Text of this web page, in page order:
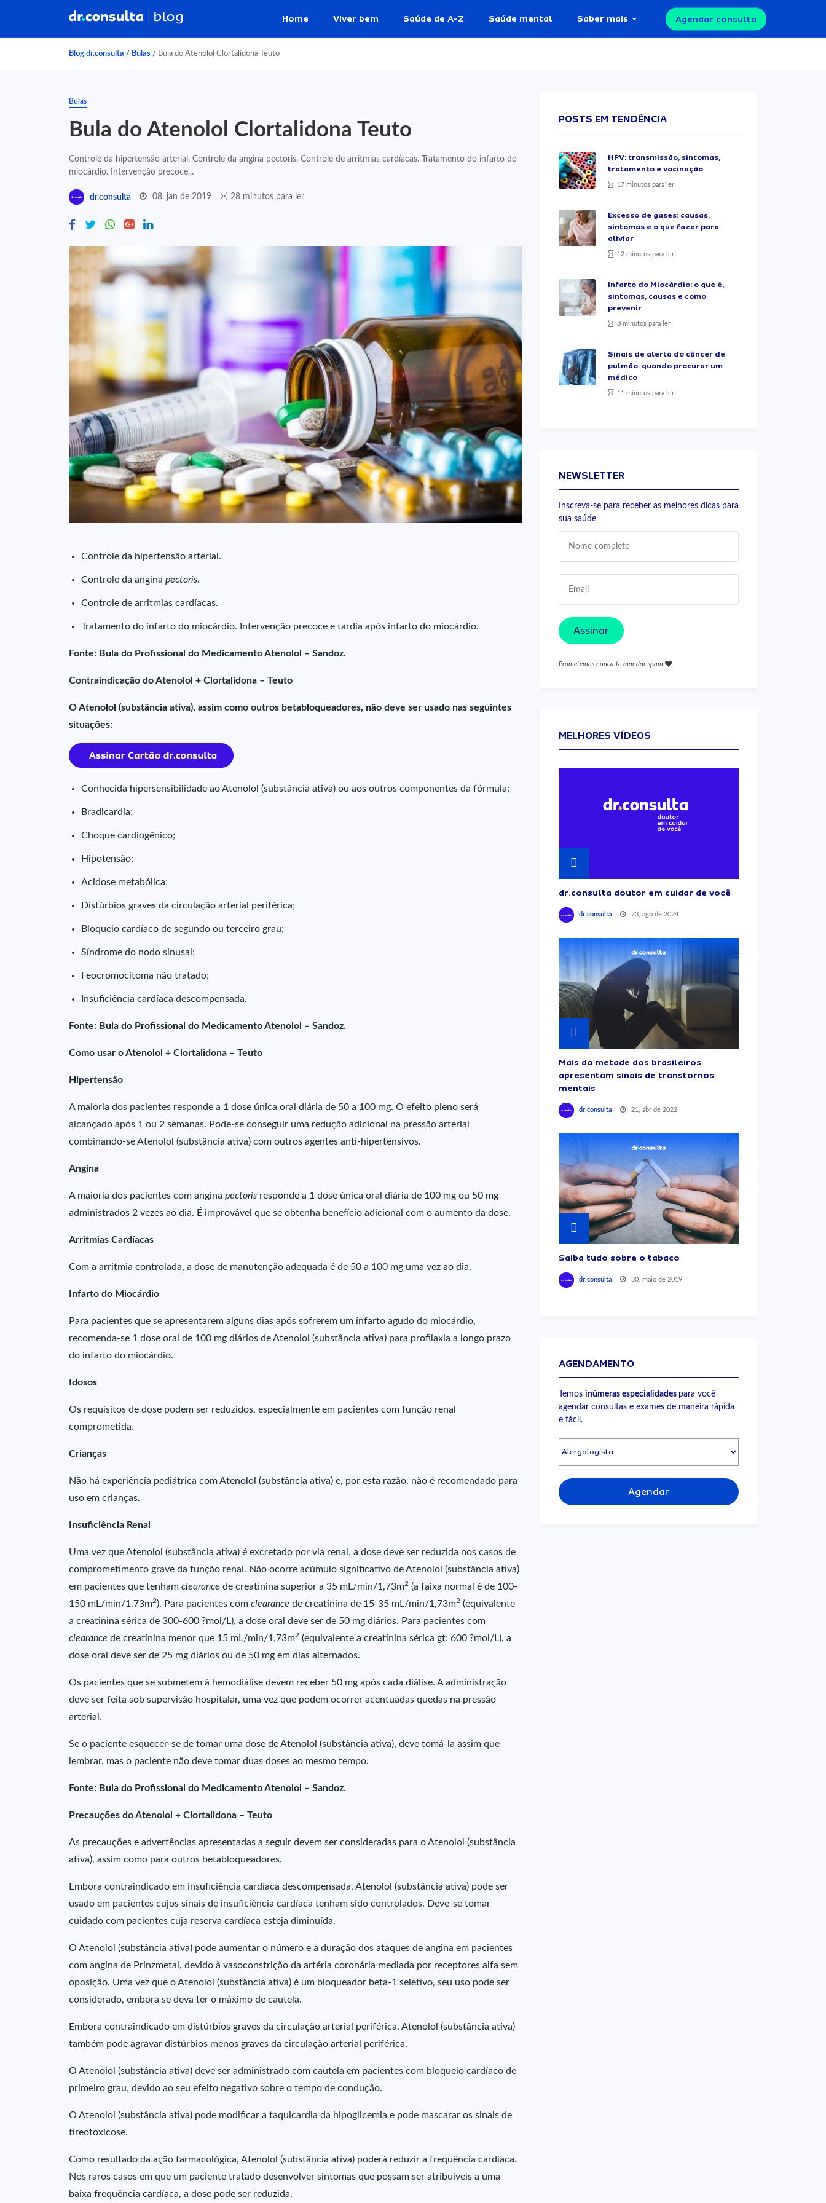
Home Viver bem Saúde de A-Z Saúde mental Saber mais Agendar consulta
Blog dr.consulta / Bulas / Bula do Atenolol Clortalidona Teuto
Bulas
Bula do Atenolol Clortalidona Teuto
Controle da hipertensão arterial. Controle da angina pectoris. Controle de arritmias cardíacas. Tratamento do infarto do
miocárdio. Intervenção precoce...
dr.consulta 08, jan de 2019 28 minutos para ler
Controle da hipertensão arterial.
Controle da angina pectoris.
Controle de arritmias cardíacas.
Tratamento do infarto do miocárdio. Intervenção precoce e tardia após infarto do miocárdio.
Fonte: Bula do Profissional do Medicamento Atenolol – Sandoz.
Contraindicação do Atenolol + Clortalidona – Teuto
O Atenolol (substância ativa), assim como outros betabloqueadores, não deve ser usado nas seguintes
situações:
Conhecida hipersensibilidade ao Atenolol (substância ativa) ou aos outros componentes da fórmula;
Bradicardia;
Choque cardiogênico;
Hipotensão;
Acidose metabólica;
Distúrbios graves da circulação arterial periférica;
Bloqueio cardíaco de segundo ou terceiro grau;
Síndrome do nodo sinusal;
Feocromocitoma não tratado;
Insuficiência cardíaca descompensada.
Fonte: Bula do Profissional do Medicamento Atenolol – Sandoz.
Como usar o Atenolol + Clortalidona – Teuto
Hipertensão
A maioria dos pacientes responde a 1 dose única oral diária de 50 a 100 mg. O efeito pleno será
alcançado após 1 ou 2 semanas. Pode-se conseguir uma redução adicional na pressão arterial
combinando-se Atenolol (substância ativa) com outros agentes anti-hipertensivos.
Angina
A maioria dos pacientes com angina pectoris responde a 1 dose única oral diária de 100 mg ou 50 mg
administrados 2 vezes ao dia. É improvável que se obtenha benefício adicional com o aumento da dose.
Arritmias Cardíacas
Com a arritmia controlada, a dose de manutenção adequada é de 50 a 100 mg uma vez ao dia.
Infarto do Miocárdio
Para pacientes que se apresentarem alguns dias após sofrerem um infarto agudo do miocárdio,
recomenda-se 1 dose oral de 100 mg diários de Atenolol (substância ativa) para profilaxia a longo prazo
do infarto do miocárdio.
Idosos
Os requisitos de dose podem ser reduzidos, especialmente em pacientes com função renal
comprometida.
Crianças
Não há experiência pediátrica com Atenolol (substância ativa) e, por esta razão, não é recomendado para
uso em crianças.
Insuficiência Renal
Uma vez que Atenolol (substância ativa) é excretado por via renal, a dose deve ser reduzida nos casos de
comprometimento grave da função renal. Não ocorre acúmulo significativo de Atenolol (substância ativa)
em pacientes que tenham clearance de creatinina superior a 35 mL/min/1,73m2 (a faixa normal é de 100-
150 mL/min/1,73m2). Para pacientes com clearance de creatinina de 15-35 mL/min/1,73m2 (equivalente
a creatinina sérica de 300-600 ?mol/L), a dose oral deve ser de 50 mg diários. Para pacientes com
clearance de creatinina menor que 15 mL/min/1,73m2 (equivalente a creatinina sérica gt; 600 ?mol/L), a
dose oral deve ser de 25 mg diários ou de 50 mg em dias alternados.
Os pacientes que se submetem à hemodiálise devem receber 50 mg após cada diálise. A administração
deve ser feita sob supervisão hospitalar, uma vez que podem ocorrer acentuadas quedas na pressão
arterial.
Se o paciente esquecer-se de tomar uma dose de Atenolol (substância ativa), deve tomá-la assim que
lembrar, mas o paciente não deve tomar duas doses ao mesmo tempo.
Fonte: Bula do Profissional do Medicamento Atenolol – Sandoz.
Precauções do Atenolol + Clortalidona – Teuto
As precauções e advertências apresentadas a seguir devem ser consideradas para o Atenolol (substância
ativa), assim como para outros betabloqueadores.
Embora contraindicado em insuficiência cardíaca descompensada, Atenolol (substância ativa) pode ser
usado em pacientes cujos sinais de insuficiência cardíaca tenham sido controlados. Deve-se tomar
cuidado com pacientes cuja reserva cardíaca esteja diminuída.
O Atenolol (substância ativa) pode aumentar o número e a duração dos ataques de angina em pacientes
com angina de Prinzmetal, devido à vasoconstrição da artéria coronária mediada por receptores alfa sem
oposição. Uma vez que o Atenolol (substância ativa) é um bloqueador beta-1 seletivo, seu uso pode ser
considerado, embora se deva ter o máximo de cautela.
Embora contraindicado em distúrbios graves da circulação arterial periférica, Atenolol (substância ativa)
também pode agravar distúrbios menos graves da circulação arterial periférica.
O Atenolol (substância ativa) deve ser administrado com cautela em pacientes com bloqueio cardíaco de
primeiro grau, devido ao seu efeito negativo sobre o tempo de condução.
O Atenolol (substância ativa) pode modificar a taquicardia da hipoglicemia e pode mascarar os sinais de
tireotoxicose.
Como resultado da ação farmacológica, Atenolol (substância ativa) poderá reduzir a frequência cardíaca.
Nos raros casos em que um paciente tratado desenvolver sintomas que possam ser atribuíveis a uma
baixa frequência cardíaca, a dose pode ser reduzida.
POSTS EM TENDÊNCIA
HPV: transmissão, sintomas,
tratamento e vacinação
17 minutos para ler
Excesso de gases: causas,
sintomas e o que fazer para
aliviar
12 minutos para ler
Infarto do Miocárdio: o que é,
sintomas, causas e como
prevenir
8 minutos para ler
Sinais de alerta do câncer de
pulmão: quando procurar um
médico
11 minutos para ler
NEWSLETTER
Inscreva-se para receber as melhores dicas para
sua saúde
Assinar
Prometemos nunca te mandar spam
MELHORES VÍDEOS
dr.consulta doutor em cuidar de você
dr.consulta 23, ago de 2024
Mais da metade dos brasileiros
apresentam sinais de transtornos
mentais
dr.consulta 21, abr de 2022
Saiba tudo sobre o tabaco
dr.consulta 30, maio de 2019
AGENDAMENTO
Temos inúmeras especialidades para você
agendar consultas e exames de maneira rápida
e fácil.
Agendar